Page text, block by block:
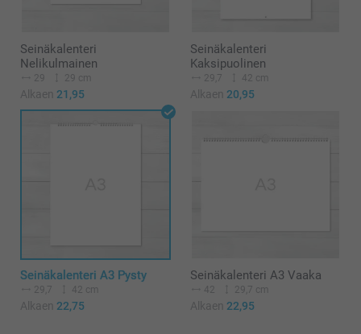
Seinäkalenteri
Nelikulmainen
29 29 cm
Alkaen 21,95
Seinäkalenteri
Kaksipuolinen
29,7 42 cm
Alkaen 20,95
Seinäkalenteri A3 Pysty
29,7 42 cm
Alkaen 22,75
Seinäkalenteri A3 Vaaka
42 29,7 cm
Alkaen 22,95